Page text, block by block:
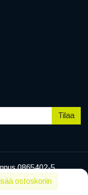
ostoskoriin
Tilaa
0865402-5